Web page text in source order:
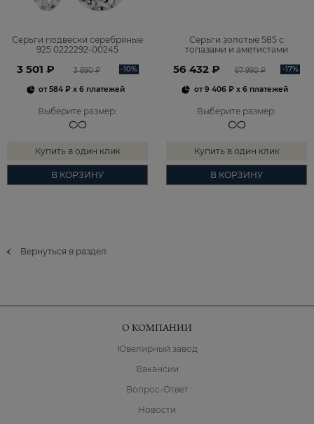
Серьги подвески серебряные
925 0222292-00245
3 501 ₽ 3 890 ₽ -10%
от584 ₽ x 6 платежей
Выберите размер:
Купить в один клик
В КОРЗИНУ
Серьги золотые 585 с
топазами и аметистами
56 432 ₽ 67 990 ₽ -17%
от9 406 ₽x 6 платежей
Выберите размер:
Купить в один клик
В КОРЗИНУ
Вернуться в раздел
О КОМПАНИИ
Ювелирный завод
Вакансии
Вопрос-Ответ
Новости